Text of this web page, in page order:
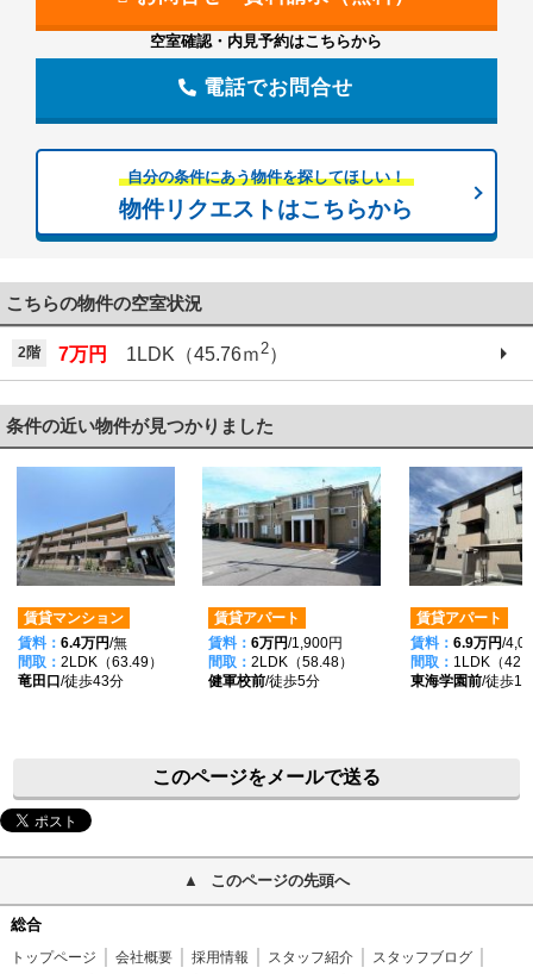
空室確認・内見予約はこちらから
電話でお問合せ
自分の条件にあう物件を探してほしい！
物件リクエストはこちらから
こちらの物件の空室状況
2階 7万円 1LDK（45.76ｍ2）
条件の近い物件が見つかりました
賃貸マンション
賃料： 6.4万円/無
間取： 2LDK（63.49）
竜田口 /徒歩43分
賃貸アパート
賃料： 6万円/1,900円
間取： 2LDK（58.48）
健軍校前/徒歩5分
賃貸アパート
賃料： 6.9万円/
間取： 1LDK（
東海学園前/徒歩
このページをメールで送る
このページの先頭へ
総合
トップページ 会社概要 採用情報 スタッフ紹介
スタッフブログ